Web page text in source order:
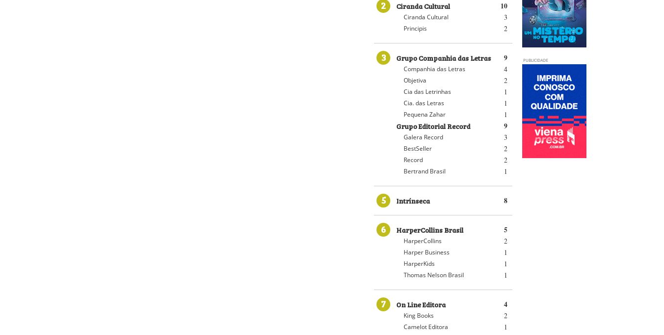
2 10
Ciranda Cultural
3
Ciranda Cultural
2
Principis
3 9
Grupo Companhia das Letras
4
Companhia das Letras
2
Objetiva
1
Cia das Letrinhas
1
Cia. das Letras
1
Pequena Zahar
9
Grupo Editorial Record
3
Galera Record
2
BestSeller
2
Record
1
Bertrand Brasil
5 8
Intrínseca
6 5
HarperCollins Brasil
2
HarperCollins
1
Harper Business
1
HarperKids
1
Thomas Nelson Brasil
7 4
On Line Editora
2
King Books
1
Camelot Editora
PUBLICIDADE